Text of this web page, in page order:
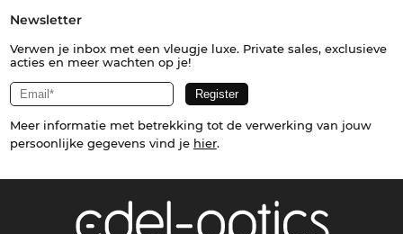
Newsletter
Verwen je inbox met een vleugje luxe. Private sales, exclusieve
acties en meer wachten op je!
Meer informatie met betrekking tot de verwerking van jouw
persoonlijke gegevens vind je hier.